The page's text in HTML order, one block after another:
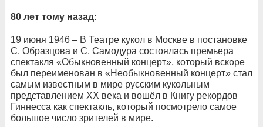
80 лет тому назад:
19 июня 1946 – В Театре кукол в Москве в постановке
С. Образцова и С. Самодура состоялась премьера
спектакля «Обыкновенный концерт», который вскоре
был переименован в «Необыкновенный концерт» стал
самым известным в мире русским кукольным
представлением XX века и вошёл в Книгу рекордов
Гиннесса как спектакль, который посмотрело самое
большое число зрителей в мире.